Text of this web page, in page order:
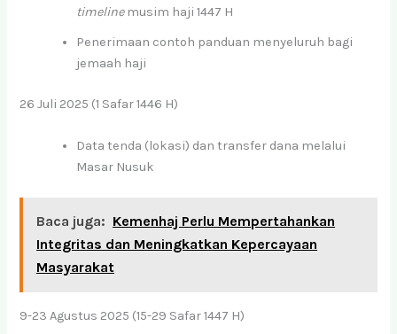
timelinemusim haji 1447 H
Penerimaan contoh panduan menyeluruh bagi
jemaah haji
26 Juli 2025 (1 Safar 1446 H)
Data tenda (lokasi) dan transfer dana melalui
Masar Nusuk
Baca juga: Kemenhaj Perlu Mempertahankan
Integritas dan Meningkatkan Kepercayaan
Masyarakat
9-23 Agustus 2025 (15-29 Safar 1447 H)